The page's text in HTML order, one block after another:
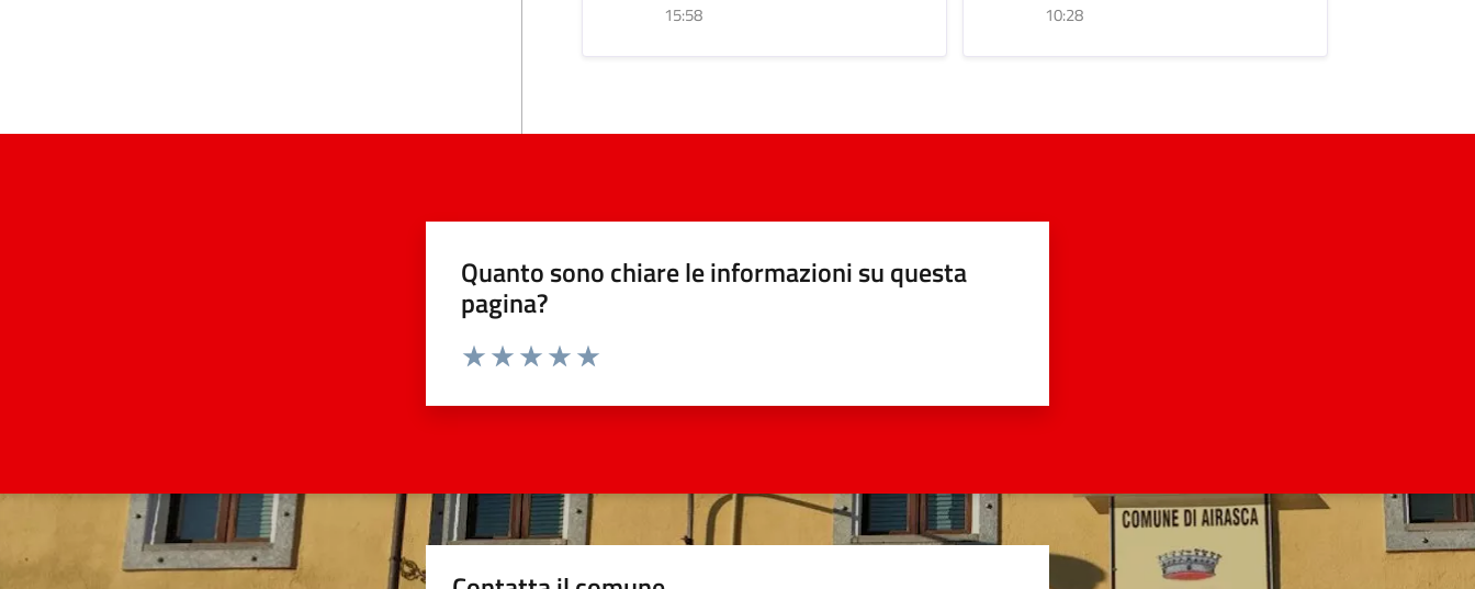
15:58
10:28
Quanto sono chiare le informazioni su questa
pagina?
Valuta da 1 a 5 stelle la pagina